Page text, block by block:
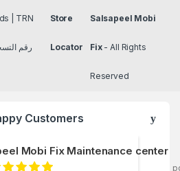
| TRN Store
Locator
Salsapeel Mobi
Fix- All Rights
Reserved
Customers
Mobi Fix Maintenance center